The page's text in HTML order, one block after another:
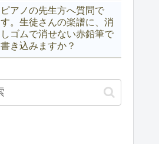
ピアノの先生方へ質問で
す。生徒さんの楽譜に、消
しゴムで消せない赤鉛筆で
書き込みますか？